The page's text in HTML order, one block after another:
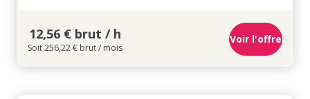
12,56 € brut / h
Soit 256,22 € brut / mois
Voir l'offre